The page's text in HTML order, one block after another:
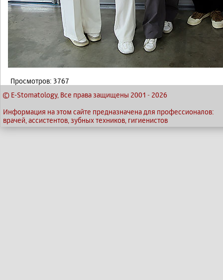
Просмотров: 3767
© E-Stomatology, Все права защищены 2001 - 2026
Информация на этом сайте предназначена для профессионалов:
врачей, ассистентов, зубных техников, гигиенистов